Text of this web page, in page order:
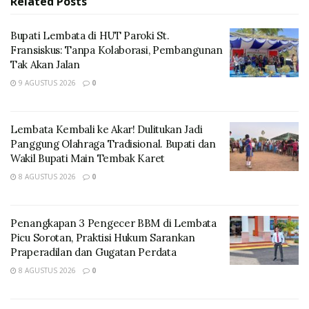
Bupati Lembata di HUT Paroki St.
Fransiskus: Tanpa Kolaborasi, Pembangunan
Tak Akan Jalan
9 AGUSTUS 2026 0
Lembata Kembali ke Akar! Dulitukan Jadi
Panggung Olahraga Tradisional. Bupati dan
Wakil Bupati Main Tembak Karet
8 AGUSTUS 2026 0
Penangkapan 3 Pengecer BBM di Lembata
Picu Sorotan, Praktisi Hukum Sarankan
Praperadilan dan Gugatan Perdata
8 AGUSTUS 2026 0